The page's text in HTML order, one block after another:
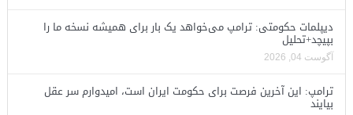
دیپلمات حکومتی: ترامپ می‌خواهد یک بار برای همیشه نسخه ما را
بپیچد+تحلیل
آگوست 04, 2026
ترامپ: این آخرین فرصت برای حکومت ایران است، امیدوارم سر عقل
بیایند